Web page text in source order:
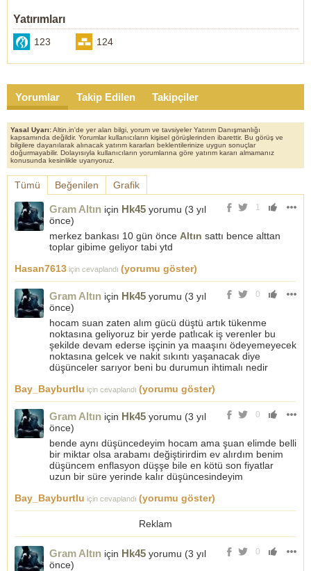
Yatırımları
123 124
Yorumlar Takip Edilen Takipçiler
Yasal Uyarı:Altin.in'de yer alan bilgi, yorum ve tavsiyeler Yatırım Danışmanlığı
kapsamında değildir. Yorumlar kullanıcıların kişisel görüşlerinden ibarettir. Bu görüş ve
bilgilere dayanılarak alınacak yatırım kararları beklentilerinize uygun sonuçlar
doğurmayabilir. Dolayısıyla kullanıcıların yorumlarına göre yatırım kararı almamanız
konusunda kesinlikle uyarıyoruz.
Tümü Beğenilen Grafik
1
Gram Altın için Hk45 yorumu (3 yıl
önce)
merkez bankası 10 gün önce Altın sattı bence alttan
toplar gibime geliyor tabi ytd
Hasan7613 için cevaplandı (yorumu göster)
0
Gram Altın için Hk45 yorumu (3 yıl
önce)
hocam suan zaten alım gücü düştü artık tükenme
noktasına geliyoruz bir yerde patlıcak iş verenler bu
şekilde devam ederse işçinin ya maaşını ödeyemeyecek
noktasına gelcek ve nakit sıkıntı yaşanacak diye
düşünceler sarıyor beni bu durumun ihtimalı nedir
Bay_Bayburtlu için cevaplandı (yorumu göster)
0
Gram Altın için Hk45 yorumu (3 yıl
önce)
bende aynı düşüncedeyim hocam ama şuan elimde belli
bir miktar olsa arabamı değiştirirdim ev alırdım benim
düşüncem enflasyon düşşe bile en kötü son fiyatlar
uzun bir süre yerinde kalır düşüncesindeyim
Bay_Bayburtlu için cevaplandı (yorumu göster)
Reklam
0
Gram Altın için Hk45 yorumu (3 yıl
önce)